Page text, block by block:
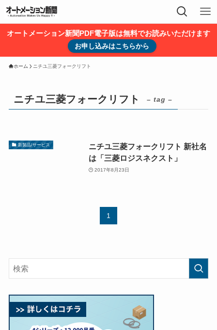
オートメーション新聞PDF電子版は無料でお読みいただけます
お申し込みはこちらから
ホーム ニチユ三菱フォークリフト
ニチユ三菱フォークリフト – tag –
新製品/サービス
ニチユ三菱フォークリフト 新社名
は「三菱ロジスネクスト」
2017年8月23日
1